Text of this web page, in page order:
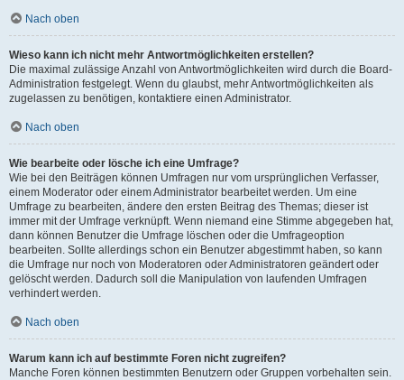
Nach oben
Wieso kann ich nicht mehr Antwortmöglichkeiten erstellen?
Die maximal zulässige Anzahl von Antwortmöglichkeiten wird durch die Board-
Administration festgelegt. Wenn du glaubst, mehr Antwortmöglichkeiten als
zugelassen zu benötigen, kontaktiere einen Administrator.
Nach oben
Wie bearbeite oder lösche ich eine Umfrage?
Wie bei den Beiträgen können Umfragen nur vom ursprünglichen Verfasser,
einem Moderator oder einem Administrator bearbeitet werden. Um eine
Umfrage zu bearbeiten, ändere den ersten Beitrag des Themas; dieser ist
immer mit der Umfrage verknüpft. Wenn niemand eine Stimme abgegeben hat,
dann können Benutzer die Umfrage löschen oder die Umfrageoption
bearbeiten. Sollte allerdings schon ein Benutzer abgestimmt haben, so kann
die Umfrage nur noch von Moderatoren oder Administratoren geändert oder
gelöscht werden. Dadurch soll die Manipulation von laufenden Umfragen
verhindert werden.
Nach oben
Warum kann ich auf bestimmte Foren nicht zugreifen?
Manche Foren können bestimmten Benutzern oder Gruppen vorbehalten sein.